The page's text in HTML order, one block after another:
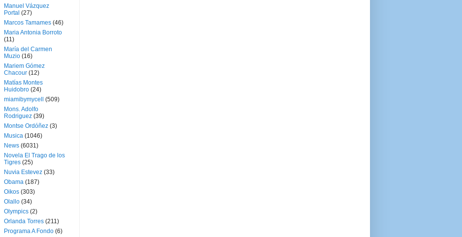
Manuel Vázquez
Portal (27)
Marcos Tamames (46)
Maria Antonia Borroto
(11)
María del Carmen
Muzio (16)
Mariem Gómez
Chacour (12)
Matías Montes
Huidobro (24)
miamibymycell
(509)
Mons. Adolfo
Rodriguez (39)
Montse Ordóñez (3)
Musica (1046)
News (6031)
Novela El Trago de los
Tigres (25)
Nuvia Estevez (33)
Obama (187)
Oikos (303)
Olallo (34)
Olympics (2)
Orlanda Torres (211)
Programa A Fondo (6)